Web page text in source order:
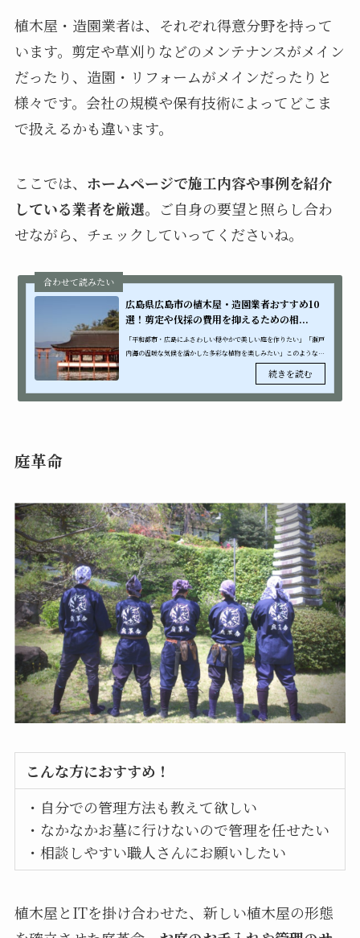
植木屋・造園業者は、それぞれ得意分野を持って
います。剪定や草刈りなどのメンテナンスがメイン
だったり、造園・リフォームがメインだったりと
様々です。会社の規模や保有技術によってどこま
で扱えるかも違います。
ここでは、 ホームページで施工内容や事例を紹介
している業者を厳選。ご自身の要望と照らし合わ
せながら、チェックしていってくださいね。
広島県広島市の植木屋・造園業者おすすめ10
選！剪定や伐採の費用を抑えるための相...
「平和都市・広島にふさわしい穏やかで美しい庭を作りたい」「瀬戸
内海の温暖な気候を活かした多彩な植物を楽しみたい」このような広
庭革命
こんな方におすすめ！
・自分での管理方法も教えて欲しい
・なかなかお墓に行けないので管理を任せたい
・相談しやすい職人さんにお願いしたい
植木屋とITを掛け合わせた、新しい植木屋の形態